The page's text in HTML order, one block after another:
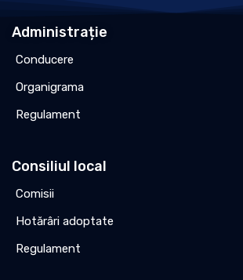
Administrație
Conducere
Organigrama
Regulament
Consiliul local
Comisii
Hotărâri adoptate
Regulament